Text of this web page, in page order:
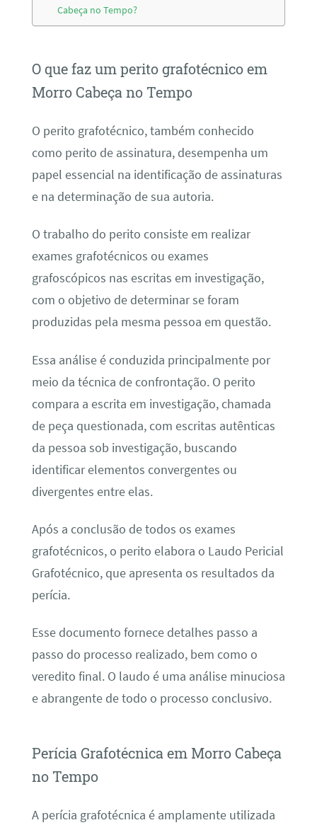
Cabeça no Tempo?
O que faz um perito grafotécnico em
Morro Cabeça no Tempo
O perito grafotécnico, também conhecido
como perito de assinatura, desempenha um
papel essencial na identificação de assinaturas
e na determinação de sua autoria.
O trabalho do perito consiste em realizar
exames grafotécnicos ou exames
grafoscópicos nas escritas em investigação,
com o objetivo de determinar se foram
produzidas pela mesma pessoa em questão.
Essa análise é conduzida principalmente por
meio da técnica de confrontação. O perito
compara a escrita em investigação, chamada
de peça questionada, com escritas autênticas
da pessoa sob investigação, buscando
identificar elementos convergentes ou
divergentes entre elas.
Após a conclusão de todos os exames
grafotécnicos, o perito elabora o Laudo Pericial
Grafotécnico, que apresenta os resultados da
perícia.
Esse documento fornece detalhes passo a
passo do processo realizado, bem como o
veredito final. O laudo é uma análise minuciosa
e abrangente de todo o processo conclusivo.
Perícia Grafotécnica em Morro Cabeça
no Tempo
A perícia grafotécnica é amplamente utilizada